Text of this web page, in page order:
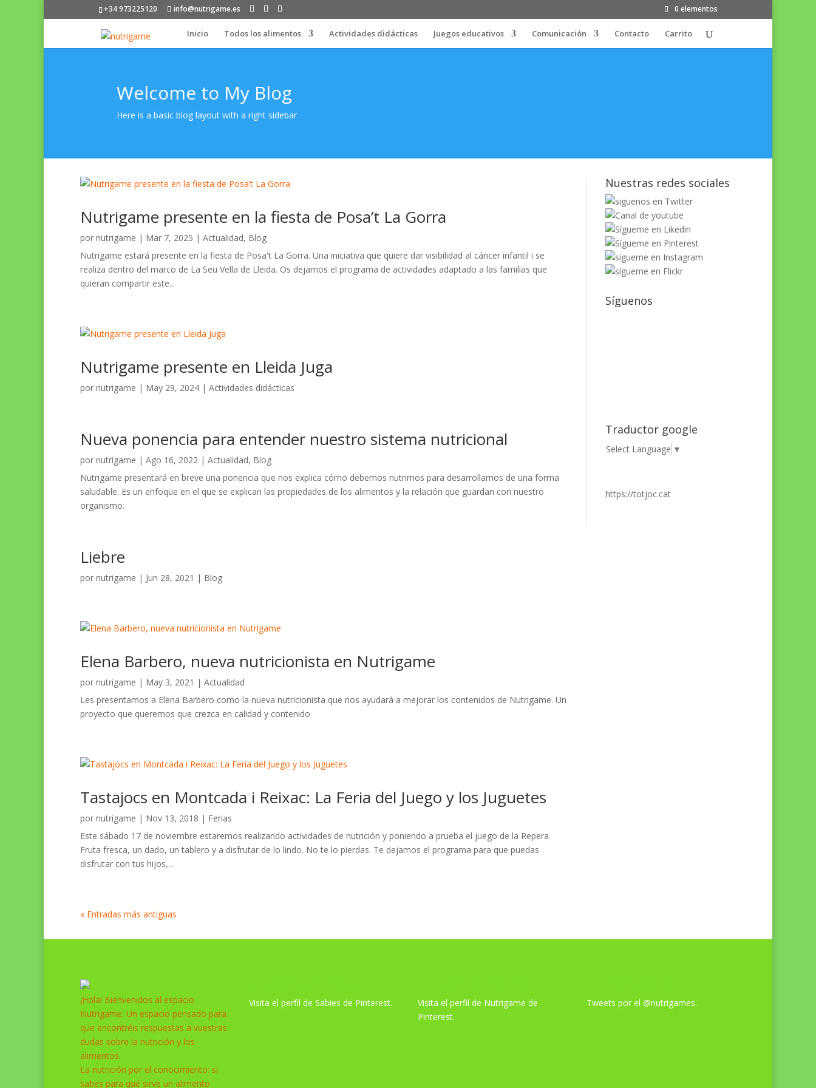
+34 973225120 info@nutrigame.es 0 elementos
Inicio Todos los alimentos Actividades didácticas Juegos educativos Comunicación Contacto Carrito
Welcome to My Blog
Here is a basic blog layout with a right sidebar
Nutrigame presente en la fiesta de Posa’t La Gorra
por nutrigame | Mar 7, 2025 | Actualidad, Blog
Nutrigame estará presente en la fiesta de Posa't La Gorra. Una iniciativa que quiere dar visibilidad al cáncer infantil i se
realiza dentro del marco de La Seu Vella de Lleida. Os dejamos el programa de actividades adaptado a las familias que
quieran compartir este...
Nutrigame presente en Lleida Juga
por nutrigame | May 29, 2024 | Actividades didácticas
Nueva ponencia para entender nuestro sistema nutricional
por nutrigame | Ago 16, 2022 | Actualidad, Blog
Nutrigame presentará en breve una ponencia que nos explica cómo debemos nutrirnos para desarrollarnos de una forma
saludable. Es un enfoque en el que se explican las propiedades de los alimentos y la relación que guardan con nuestro
organismo.
Liebre
por nutrigame | Jun 28, 2021 | Blog
Elena Barbero, nueva nutricionista en Nutrigame
por nutrigame | May 3, 2021 | Actualidad
Les presentamos a Elena Barbero como la nueva nutricionista que nos ayudará a mejorar los contenidos de Nutrigame. Un
proyecto que queremos que crezca en calidad y contenido
Tastajocs en Montcada i Reixac: La Feria del Juego y los Juguetes
por nutrigame | Nov 13, 2018 | Ferias
Este sábado 17 de noviembre estaremos realizando actividades de nutrición y poniendo a prueba el juego de la Repera.
Fruta fresca, un dado, un tablero y a disfrutar de lo lindo. No te lo pierdas. Te dejamos el programa para que puedas
disfrutar con tus hijos,...
« Entradas más antiguas
Nuestras redes sociales
Síguenos
Traductor google
Select Language ▼
https://totjoc.cat
¡Hola! Bienvenidos al espacio
Nutrigame. Un espacio pensado para
que encontréis respuestas a vuestras
dudas sobre la nutrición y los
alimentos.
La nutrición por el conocimiento: si
sabes para qué sirve un alimento
Visita el perfil de Sabies de Pinterest.
Visita el perfil de Nutrigame de
Pinterest.
Tweets por el @nutrigames.